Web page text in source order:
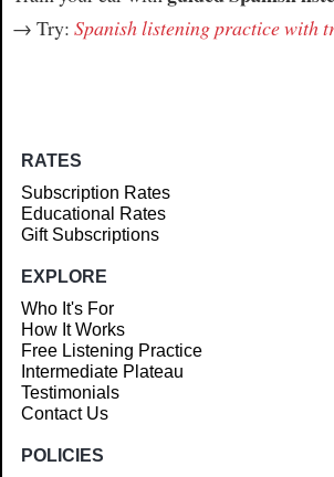
→ Try: Spanish listening practice with
RATES
Subscription Rates
Educational Rates
Gift Subscriptions
EXPLORE
Who It's For
How It Works
Free Listening Practice
Intermediate Plateau
Testimonials
Contact Us
POLICIES